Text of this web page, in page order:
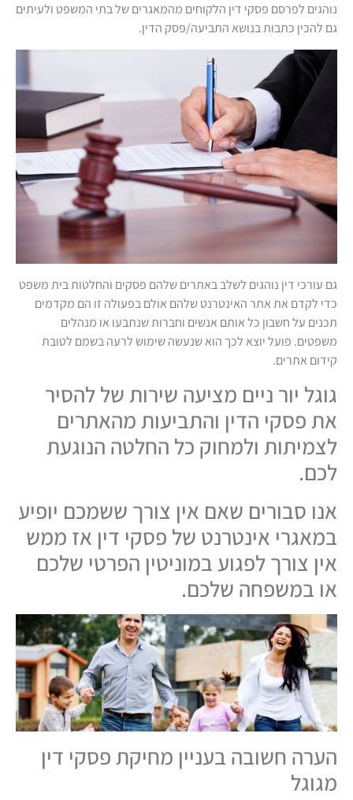
נוהגים לפרסם פסקי דין הלקוחים מהמאגרים של בתי המשפט ולעיתים
גם להכין כתבות בנושא התביעה/פסק הדין.
גם עורכי דין נוהגים לשלב באתרים שלהם פסקים והחלטות בית משפט
כדי לקדם את אתר האינטרנט שלהם אולם בפעולה זו הם מקדמים
תכנים על חשבון כל אותם אנשים וחברות שנתבעו או מנהלים
משפטים. פועל יוצא לכך הוא שנעשה שימוש לרעה בשמם לטובת
קידום אתרים.
גוגל יור ניים מציעה שירות של להסיר
את פסקי הדין והתביעות מהאתרים
לצמיתות ולמחוק כל החלטה הנוגעת
לכם.
אנו סבורים שאם אין צורך ששמכם יופיע
במאגרי אינטרנט של פסקי דין אז ממש
אין צורך לפגוע במוניטין הפרטי שלכם
או במשפחה שלכם.
הערה חשובה בעניין מחיקת פסקי דין
מגוגל